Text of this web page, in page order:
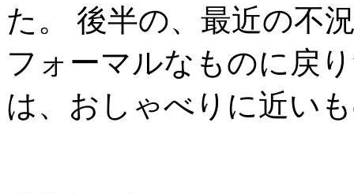
た。 後半の、最近の不
フォーマルなものに戻
は、おしゃべりに近い